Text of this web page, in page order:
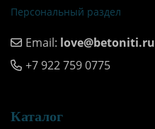
Персональный раздел
Email: love@betoniti.ru
+7 922 759 0775
Каталог